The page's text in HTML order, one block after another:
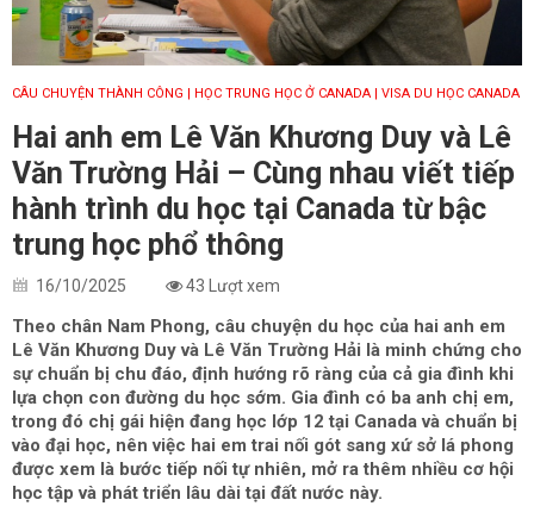
CÂU CHUYỆN THÀNH CÔNG | HỌC TRUNG HỌC Ở CANADA | VISA DU HỌC CANADA
Hai anh em Lê Văn Khương Duy và Lê
Văn Trường Hải – Cùng nhau viết tiếp
hành trình du học tại Canada từ bậc
trung học phổ thông
16/10/2025 43 Lượt xem
Theo chân Nam Phong, câu chuyện du học của hai anh em
Lê Văn Khương Duy và Lê Văn Trường Hải là minh chứng cho
sự chuẩn bị chu đáo, định hướng rõ ràng của cả gia đình khi
lựa chọn con đường du học sớm. Gia đình có ba anh chị em,
trong đó chị gái hiện đang học lớp 12 tại Canada và chuẩn bị
vào đại học, nên việc hai em trai nối gót sang xứ sở lá phong
được xem là bước tiếp nối tự nhiên, mở ra thêm nhiều cơ hội
học tập và phát triển lâu dài tại đất nước này.